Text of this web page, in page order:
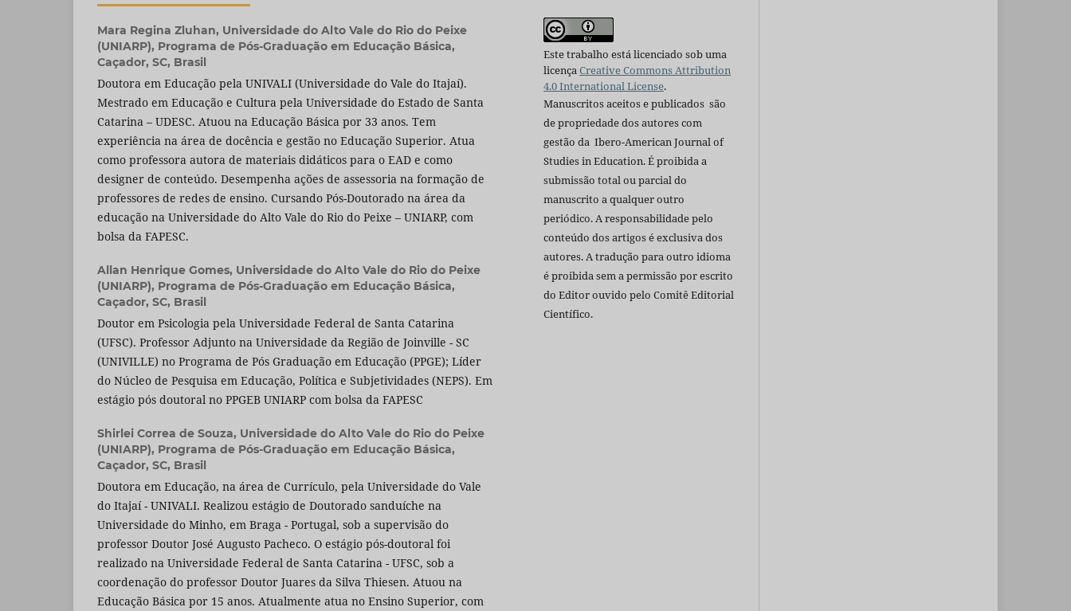
Mara Regina Zluhan, Universidade do Alto Vale do Rio do Peixe
(UNIARP), Programa de Pós-Graduação em Educação Básica,
Caçador, SC, Brasil
Doutora em Educação pela UNIVALI (Universidade do Vale do Itajaí).
Mestrado em Educação e Cultura pela Universidade do Estado de Santa
Catarina – UDESC. Atuou na Educação Básica por 33 anos. Tem
experiência na área de docência e gestão no Educação Superior. Atua
como professora autora de materiais didáticos para o EAD e como
designer de conteúdo. Desempenha ações de assessoria na formação de
professores de redes de ensino. Cursando Pós-Doutorado na área da
educação na Universidade do Alto Vale do Rio do Peixe – UNIARP, com
bolsa da FAPESC.
Allan Henrique Gomes, Universidade do Alto Vale do Rio do Peixe
(UNIARP), Programa de Pós-Graduação em Educação Básica,
Caçador, SC, Brasil
Doutor em Psicologia pela Universidade Federal de Santa Catarina
(UFSC). Professor Adjunto na Universidade da Região de Joinville - SC
(UNIVILLE) no Programa de Pós Graduação em Educação (PPGE); Líder
do Núcleo de Pesquisa em Educação, Política e Subjetividades (NEPS). Em
estágio pós doutoral no PPGEB UNIARP com bolsa da FAPESC
Shirlei Correa de Souza, Universidade do Alto Vale do Rio do Peixe
(UNIARP), Programa de Pós-Graduação em Educação Básica,
Caçador, SC, Brasil
Doutora em Educação, na área de Currículo, pela Universidade do Vale
do Itajaí - UNIVALI. Realizou estágio de Doutorado sanduíche na
Universidade do Minho, em Braga - Portugal, sob a supervisão do
professor Doutor José Augusto Pacheco. O estágio pós-doutoral foi
realizado na Universidade Federal de Santa Catarina - UFSC, sob a
coordenação do professor Doutor Juares da Silva Thiesen. Atuou na
Educação Básica por 15 anos. Atualmente atua no Ensino Superior, com
Este trabalho está licenciado sob uma
licençaCreative Commons Attribution
4.0 International License.
Manuscritos aceitos e publicados são
de propriedade dos autores com
gestão da Ibero-American Journal of
Studies in Education. É proibida a
submissão total ou parcial do
manuscrito a qualquer outro
periódico. A responsabilidade pelo
conteúdo dos artigos é exclusiva dos
autores. A tradução para outro idioma
é proibida sem a permissão por escrito
do Editor ouvido pelo Comitê Editorial
Científico.